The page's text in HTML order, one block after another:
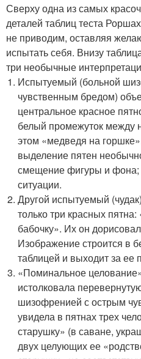
Сверху одна из самых
деталей таблиц теста
не приводим, оставляя
испытать себя. Внизу
три необычные
Испытуемый (больной
чувственным бредом)
центральное красное
белый промежуток между
этом «медведя на
выделение пятен
смещение фигуры и фона;
ситуации.
Другой испытуемый
только три красных
бабочку». Их он
Изображение строится в
таблицей и выходит за ее
«Поминальное
истолковала
шизофренией с острым
увидела в пятнах трех
старушку» (в саване,
двух целующих ее